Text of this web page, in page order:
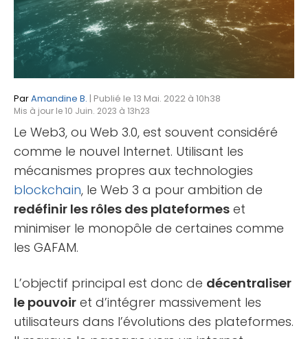
ParAmandine B. | Publié le 13 Mai. 2022 à 10h38
Mis à jour le 10 Juin. 2023 à 13h23
Le Web3, ou Web 3.0, est souvent considéré
comme le nouvel Internet. Utilisant les
mécanismes propres aux technologies
blockchain, le Web 3 a pour ambition de
redéfinir les rôles des plateformes et
minimiser le monopôle de certaines comme
les GAFAM.
L’objectif principal est donc de décentraliser
le pouvoir et d’intégrer massivement les
utilisateurs dans l’évolutions des plateformes.